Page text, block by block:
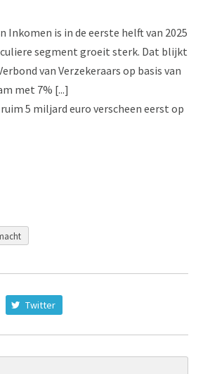
is in de eerste helft van 2025
segment groeit sterk. Dat blijkt
van Verzekeraars op basis van
met 7% [...]
5 miljard euro verscheen eerst op
Twitter